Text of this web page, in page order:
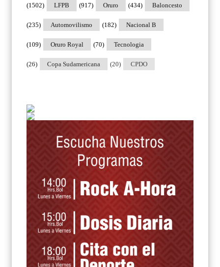
LFPB
(1502) Oruro
(917) Baloncesto
(434)
Automovilismo
(235) Nacional B
(182)
Oruro Royal
(109) Tecnologia
(70)
Copa Sudamericana
(26) CPDO
(20)